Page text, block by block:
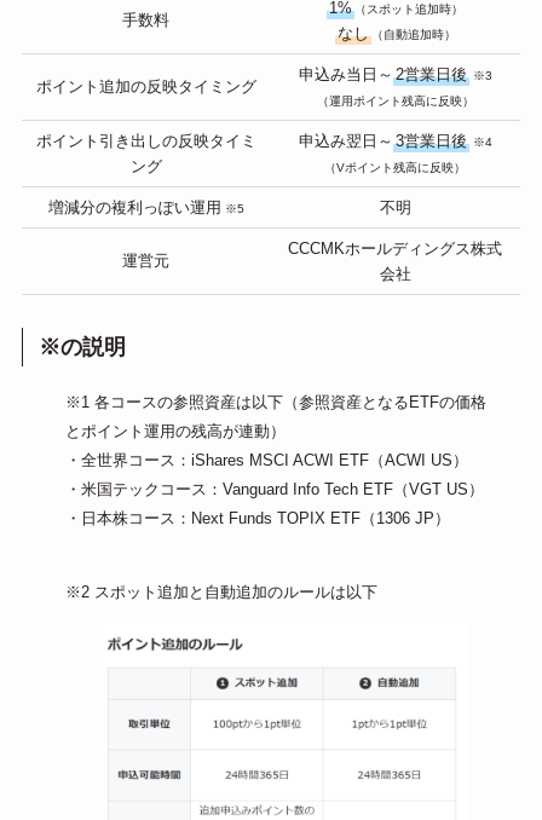
手数料
1% （スポット追加時）
なし（自動追加時）
ポイント追加の反映タイミング
申込み当日～ 2営業日後※3
（運用ポイント残高に反映）
ポイント引き出しの反映タイミ
ング
申込み翌日～ 3営業日後※4
（Vポイント残高に反映）
増減分の複利っぽい運用 ※5 不明
運営元
CCCMKホールディングス株式
会社
※の説明
※1 各コースの参照資産は以下（参照資産となるETFの価格
とポイント運用の残高が連動）
・全世界コース：iShares MSCI ACWI ETF（ACWI US）
・米国テックコース：Vanguard Info Tech ETF（VGT US）
・日本株コース：Next Funds TOPIX ETF（1306 JP）
※2 スポット追加と自動追加のルールは以下